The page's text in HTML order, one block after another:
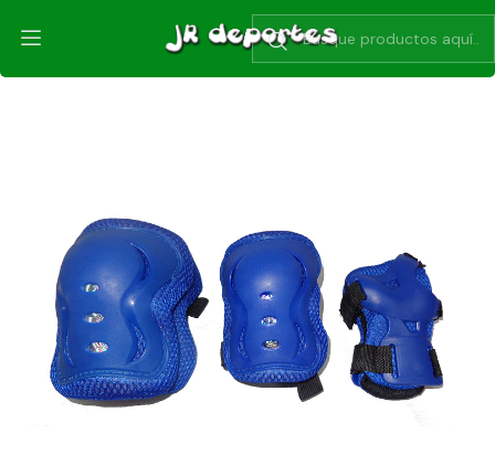
Accesorios Set de Proteccion Azul